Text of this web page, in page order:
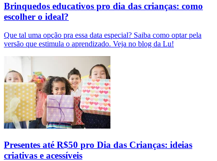
Brinquedos educativos pro dia das crianças: como
escolher o ideal?
Que tal uma opção pra essa data especial? Saiba como optar pela
versão que estimula o aprendizado. Veja no blog da Lu!
Presentes até R$50 pro Dia das Crianças: ideias
criativas e acessíveis